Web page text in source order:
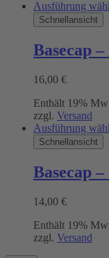
Ausführung
Schnellansicht
Basecap
16,00 €
Enthält 19%
zzgl. Versand
Ausführung
Schnellansicht
Basecap
14,00 €
Enthält 19%
zzgl. Versand